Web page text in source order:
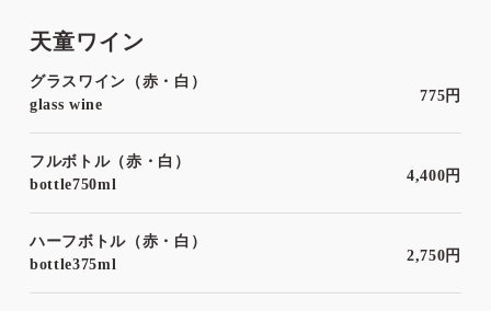
天童ワイン
グラスワイン（赤・白）
glass wine
775円
フルボトル（赤・白）
bottle750ml
4,400円
ハーフボトル（赤・白）
bottle375ml
2,750円